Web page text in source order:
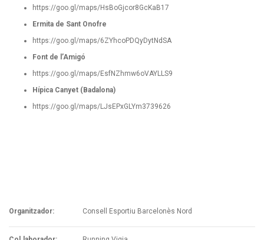
https://goo.gl/maps/HsBoGjcor8GcKaB17
Ermita de Sant Onofre
https://goo.gl/maps/6ZYhcoPDQyDytNdSA
Font de l’Amigó
https://goo.gl/maps/EsfNZhmw6oVAYLLS9
Hípica Canyet (Badalona)
https://goo.gl/maps/LJsEPxGLYm3739626
Organitzador: Consell Esportiu Barcelonès Nord